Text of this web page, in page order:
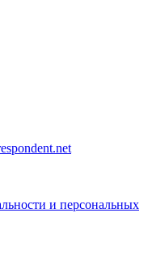
и персональных